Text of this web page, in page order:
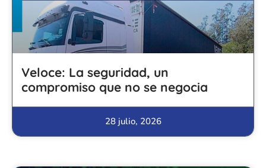
Veloce: La seguridad, un
compromiso que no se negocia
28 julio, 2026